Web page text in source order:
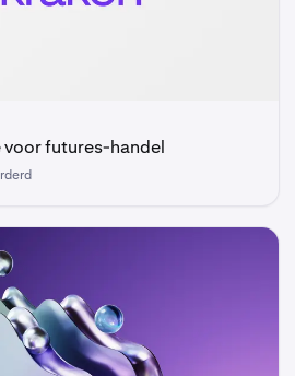
voor futures-handel